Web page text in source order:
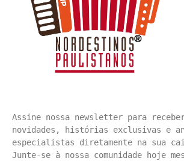
Assine nossa newsletter para
novidades, histórias exclusivas e
especialistas diretamente na sua
Junte-se à nossa comunidade hoje